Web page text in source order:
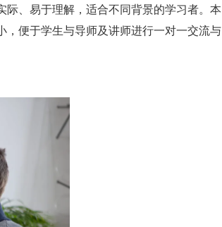
、易于理解，适合不同背景的学习者。本
便于学生与导师及讲师进行一对一交流与